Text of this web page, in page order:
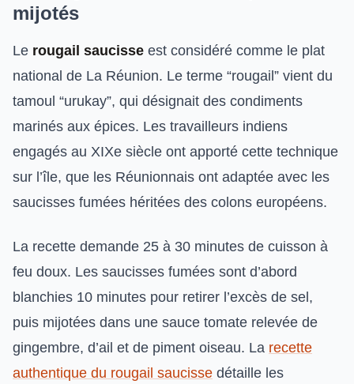
mijotés
Le rougail saucisse est considéré comme le plat
national de La Réunion. Le terme “rougail” vient du
tamoul “urukay”, qui désignait des condiments
marinés aux épices. Les travailleurs indiens
engagés au XIXe siècle ont apporté cette technique
sur l’île, que les Réunionnais ont adaptée avec les
saucisses fumées héritées des colons européens.
La recette demande 25 à 30 minutes de cuisson à
feu doux. Les saucisses fumées sont d’abord
blanchies 10 minutes pour retirer l’excès de sel,
puis mijotées dans une sauce tomate relevée de
gingembre, d’ail et de piment oiseau. La recette
authentique du rougail saucisse détaille les